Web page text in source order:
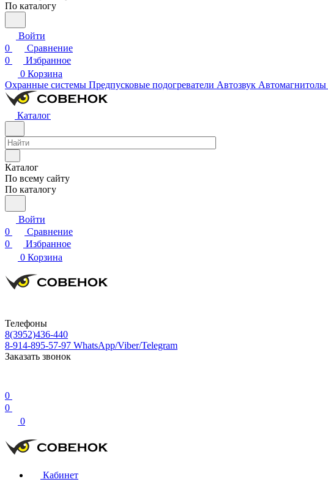
По каталогу
Войти
0
Сравнение
0
Избранное
0 Корзина
Охранные системы Предпусковые подогреватели Автозвук Автомагнитолы
Каталог
Каталог
По всему сайту
По каталогу
Войти
0
Сравнение
0
Избранное
0 Корзина
Телефоны
8(3952)436-440
8-914-895-57-97 WhatsApp/Viber/Telegram
Заказать звонок
0
0
0
Кабинет